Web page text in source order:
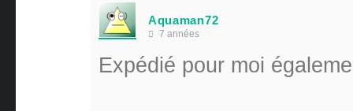
Aquaman72
7 années
Expédié pour moi